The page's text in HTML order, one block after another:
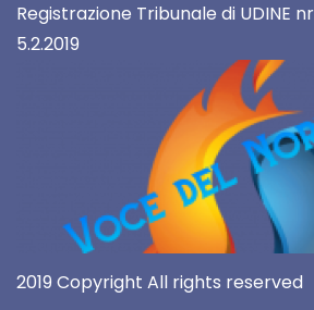
Registrazione Tribunale di UDINE
5.2.2019
2019 Copyright All rights reserved